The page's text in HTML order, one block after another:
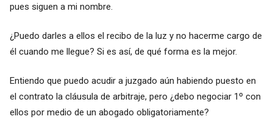
pues siguen a mi nombre.
¿Puedo darles a ellos el recibo de la luz y no hacerme cargo de
él cuando me llegue? Si es así, de qué forma es la mejor.
Entiendo que puedo acudir a juzgado aún habiendo puesto en
el contrato la cláusula de arbitraje, pero ¿debo negociar 1º con
ellos por medio de un abogado obligatoriamente?